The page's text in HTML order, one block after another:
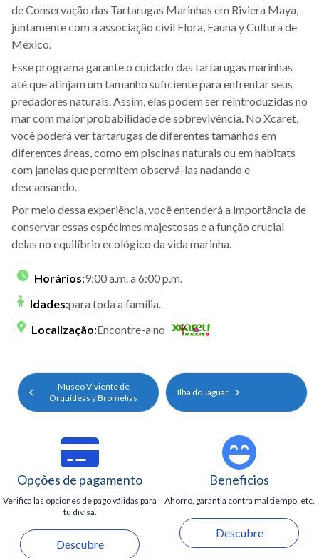
de Conservação das Tartarugas Marinhas em Riviera Maya,
juntamente com a associação civil Flora, Fauna y Cultura de
México.
Esse programa garante o cuidado das tartarugas marinhas
até que atinjam um tamanho suficiente para enfrentar seus
predadores naturais. Assim, elas podem ser reintroduzidas no
mar com maior probabilidade de sobrevivência. No Xcaret,
você poderá ver tartarugas de diferentes tamanhos em
diferentes áreas, como em piscinas naturais ou em habitats
com janelas que permitem observá-las nadando e
descansando.
Por meio dessa experiência, você entenderá a importância de
conservar essas espécimes majestosas e a função crucial
delas no equilíbrio ecológico da vida marinha.
Horários:9:00 a.m. a 6:00 p.m.
Idades:para toda a família.
Localização:Encontre-a no
Museo Viviente de
Orquídeas y Bromelias
Ilha do Jaguar
Opções de pagamento
Verifica las opciones de pago válidas para
tu divisa.
Descubre
Beneficios
Ahorro, garantia contra mal tiempo, etc.
Descubre